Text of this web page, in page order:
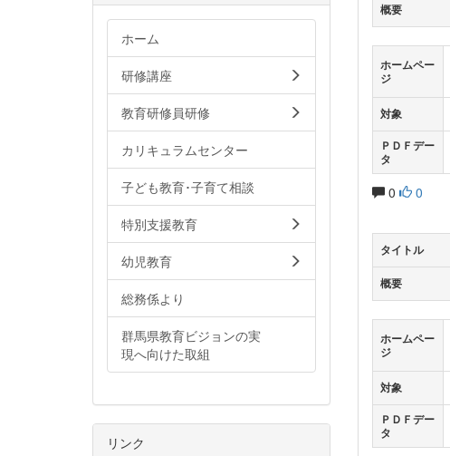
概要
ホームペー
ジ
対象
ＰＤＦデー
タ
0 0
タイトル
概要
ホームペー
ジ
対象
ＰＤＦデー
タ
ホーム
研修講座
教育研修員研修
カリキュラムセンター
子ども教育･子育て相談
特別支援教育
幼児教育
総務係より
群馬県教育ビジョンの実
現へ向けた取組
リンク